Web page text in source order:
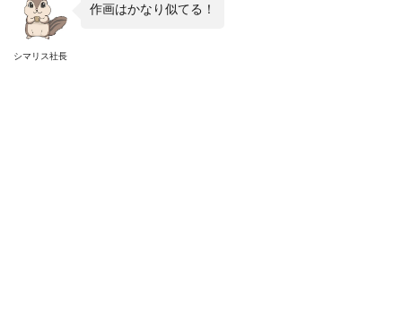
シマリス社長
作画はかなり似てる！